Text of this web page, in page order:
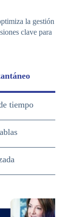
la gestión
clave para
tiempo